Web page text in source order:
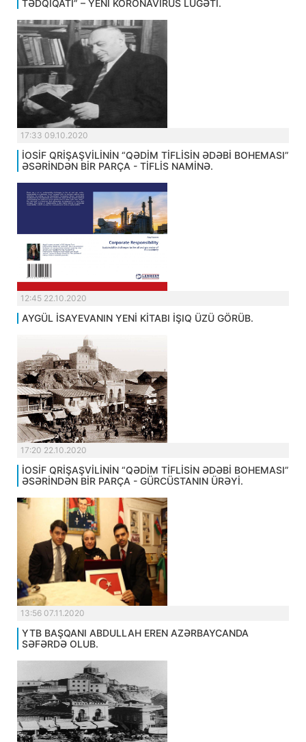
TƏDQİQATI” – YENİ KORONAVİRUS LÜĞƏTİ.
17:33 09.10.2020
İOSİF QRİŞAŞVİLİNİN “QƏDİM TİFLİSİN ƏDƏBİ BOHEMASI”
ƏSƏRİNDƏN BİR PARÇA - TİFLİS NAMİNƏ.
12:45 22.10.2020
AYGÜL İSAYEVANIN YENİ KİTABI İŞIQ ÜZÜ GÖRÜB.
17:20 22.10.2020
İOSİF QRİŞAŞVİLİNİN “QƏDİM TİFLİSİN ƏDƏBİ BOHEMASI”
ƏSƏRİNDƏN BİR PARÇA - GÜRCÜSTANIN ÜRƏYİ.
13:56 07.11.2020
YTB BAŞQANI ABDULLAH EREN AZƏRBAYCANDA
SƏFƏRDƏ OLUB.